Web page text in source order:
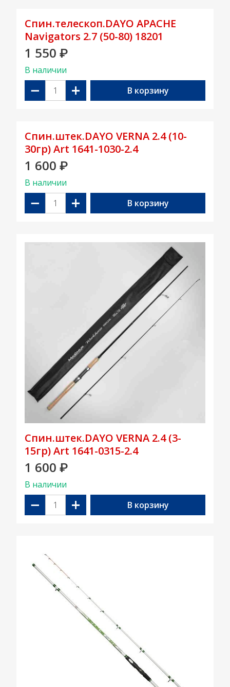
Спин.телескоп.DAYO APACHE
Navigators 2.7 (50-80) 18201
1 550 ₽
В наличии
− + В корзину
Спин.штек.DAYO VERNA 2.4 (10-
30гр) Art 1641-1030-2.4
1 600 ₽
В наличии
− + В корзину
Спин.штек.DAYO VERNA 2.4 (3-
15гр) Art 1641-0315-2.4
1 600 ₽
В наличии
− + В корзину